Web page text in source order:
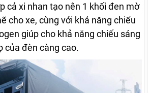
cả xi nhan tạo nên 1 khối đen mờ
cho xe, cùng với khả năng chiếu
giúp cho khả năng chiếu sáng
của đèn càng cao.